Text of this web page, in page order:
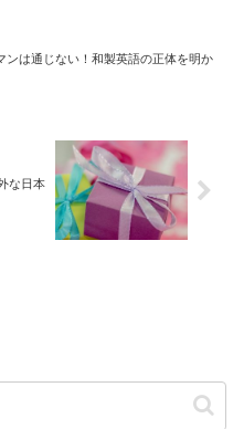
ンは通じない！和製英語の正体を明か
な日本